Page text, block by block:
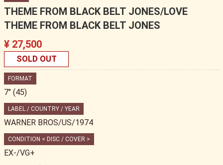
THEME FROM BLACK BELT JONES/LOVE
THEME FROM BLACK BELT JONES
¥ 27,500
SOLD OUT
FORMAT
7" (45)
LABEL / COUNTRY / YEAR
WARNER BROS/US/1974
CONDITION < DISC / COVER >
EX-/VG+